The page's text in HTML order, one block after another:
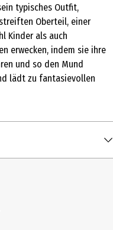
typisches Outfit,
Oberteil, einer
Kinder als auch
erwecken, indem sie ihre
und so den Mund
lädt zu fantasievollen